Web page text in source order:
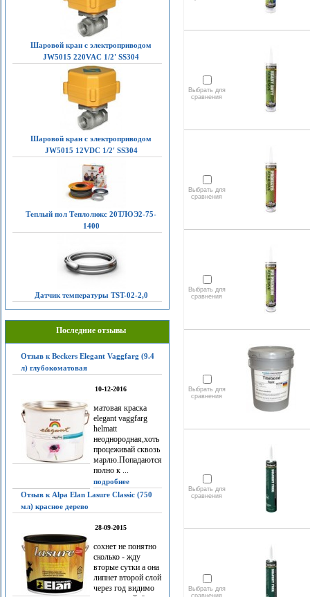
Шаровой кран с электроприводом
JW5015 220VAC 1/2' SS304
Шаровой кран с электроприводом
JW5015 12VDC 1/2' SS304
Теплый пол Теплолюкс 20ТЛОЭ2-75-
1400
Датчик температуры TST-02-2,0
Последние отзывы
Отзыв к Beckers Elegant Vaggfarg (9.4
л) глубокоматовая
10-12-2016
матовая краска
elegant vaggfarg
helmatt
неоднородная,хоть
процеживай сквозь
марлю.Попадаются
полно к ...
подробнее
Отзыв к Alpa Elan Lasure Classic (750
мл) красное дерево
28-09-2015
сохнет не понятно
сколько - жду
вторые сутки а она
липнет второй слой
через год видимо
Выбрать для
сравнения
Выбрать для
сравнения
Выбрать для
сравнения
Выбрать для
сравнения
Выбрать для
сравнения
Выбрать для
сравнения